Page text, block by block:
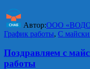
Автор:ООО
График работы, С
Поздравляем с
работы